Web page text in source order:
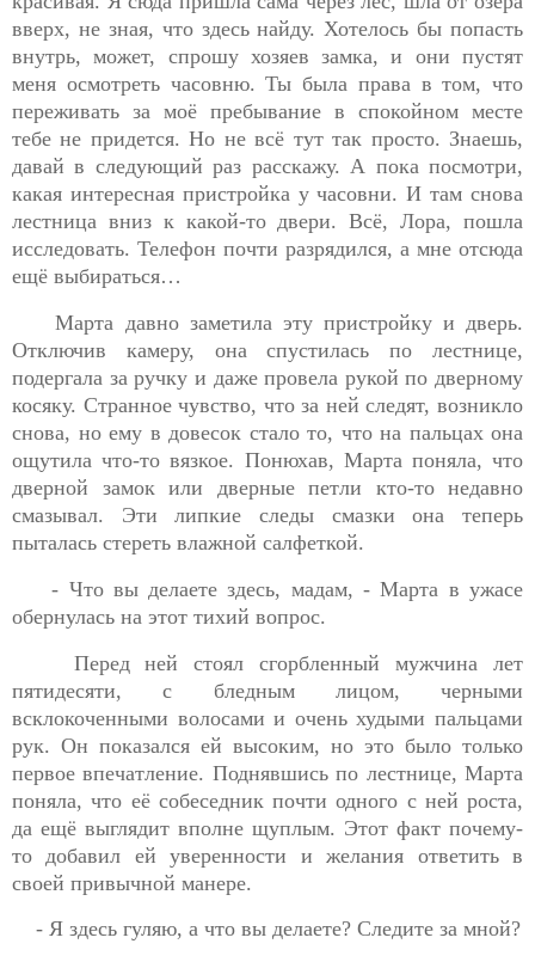
вверх, не зная, что здесь найду. Хотелось бы попасть
внутрь, может, спрошу хозяев замка, и они пустят
меня осмотреть часовню. Ты была права в том, что
переживать за моё пребывание в спокойном месте
тебе не придется. Но не всё тут так просто. Знаешь,
давай в следующий раз расскажу. А пока посмотри,
какая интересная пристройка у часовни. И там снова
лестница вниз к какой-то двери. Всё, Лора, пошла
исследовать. Телефон почти разрядился, а мне отсюда
ещё выбираться…
Марта давно заметила эту пристройку и дверь.
Отключив камеру, она спустилась по лестнице,
подергала за ручку и даже провела рукой по дверному
косяку. Странное чувство, что за ней следят, возникло
снова, но ему в довесок стало то, что на пальцах она
ощутила что-то вязкое. Понюхав, Марта поняла, что
дверной замок или дверные петли кто-то недавно
смазывал. Эти липкие следы смазки она теперь
пыталась стереть влажной салфеткой.
- Что вы делаете здесь, мадам, - Марта в ужасе
обернулась на этот тихий вопрос.
Перед ней стоял сгорбленный мужчина лет
пятидесяти, с бледным лицом, черными
всклокоченными волосами и очень худыми пальцами
рук. Он показался ей высоким, но это было только
первое впечатление. Поднявшись по лестнице, Марта
поняла, что её собеседник почти одного с ней роста,
да ещё выглядит вполне щуплым. Этот факт почему-
то добавил ей уверенности и желания ответить в
своей привычной манере.
- Я здесь гуляю, а что вы делаете? Следите за мной?